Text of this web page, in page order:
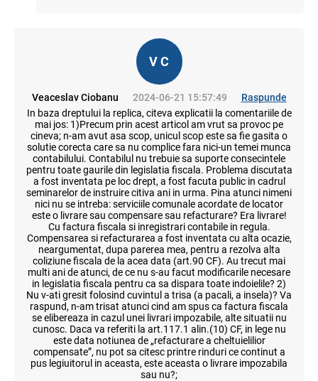
V C
Veaceslav Ciobanu 2024-06-21 15:57:49
Raspunde
In baza dreptului la replica, citeva explicatii la comentariile de
mai jos: 1)Precum prin acest articol am vrut sa provoc pe
cineva; n-am avut asa scop, unicul scop este sa fie gasita o
solutie corecta care sa nu complice fara nici-un temei munca
contabilului. Contabilul nu trebuie sa suporte consecintele
pentru toate gaurile din legislatia fiscala. Problema discutata
a fost inventata pe loc drept, a fost facuta public in cadrul
seminarelor de instruire citiva ani in urma. Pina atunci nimeni
nici nu se intreba: serviciile comunale acordate de locator
este o livrare sau compensare sau refacturare? Era livrare!
Cu factura fiscala si inregistrari contabile in regula.
Compensarea si refacturarea a fost inventata cu alta ocazie,
neargumentat, dupa parerea mea, pentru a rezolva alta
coliziune fiscala de la acea data (art.90 CF). Au trecut mai
multi ani de atunci, de ce nu s-au facut modificarile necesare
in legislatia fiscala pentru ca sa dispara toate indoielile? 2)
Nu v-ati gresit folosind cuvintul a trisa (a pacali, a insela)? Va
raspund, n-am trisat atunci cind am spus ca factura fiscala
se elibereaza in cazul unei livrari impozabile, alte situatii nu
cunosc. Daca va referiti la art.117.1 alin.(10) CF, in lege nu
este data notiunea de „refacturare a cheltuielilior
compensate”, nu pot sa citesc printre rinduri ce continut a
pus legiuitorul in aceasta, este aceasta o livrare impozabila
sau nu?;